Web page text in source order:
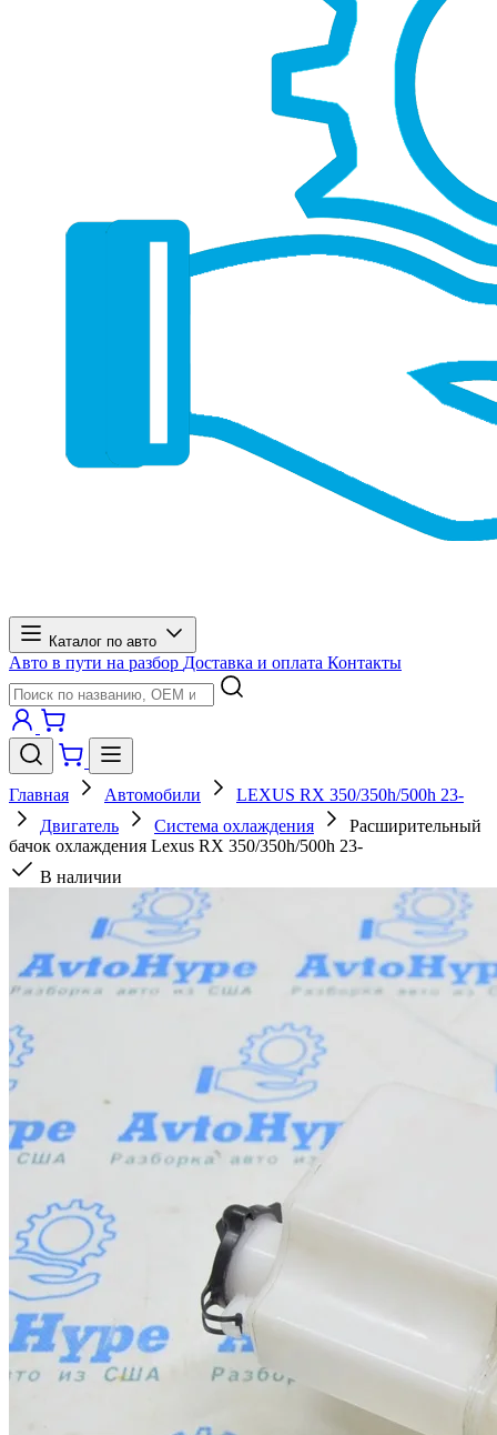
Каталог по авто
Авто в пути на разбор Доставка и оплата Контакты
Главная Автомобили
LEXUS RX 350/350h/500h 23-
Двигатель
Система охлаждения
Расширительный
бачок охлаждения Lexus RX 350/350h/500h 23-
В наличии